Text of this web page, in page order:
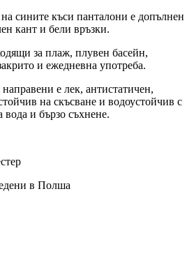
сините къси панталони е допълнен
кант и бели връзки.
за плаж, плувен басейн,
и ежедневна употреба.
е лек, антистатичен,
на скъсване и водоустойчив с
вода и бързо съхнене.
в Полша